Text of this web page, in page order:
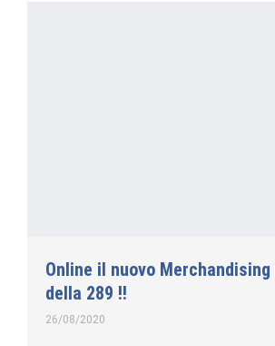
Online il nuovo
della 289 !!
26/08/2020